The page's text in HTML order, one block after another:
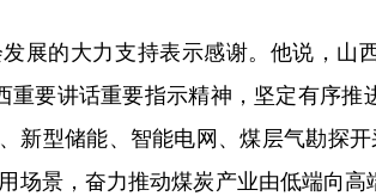
的大力支持表示感谢。他说，山
重要讲话重要指示精神，坚定有序
新型储能、智能电网、煤层气勘探
场景，奋力推动煤炭产业由低端向